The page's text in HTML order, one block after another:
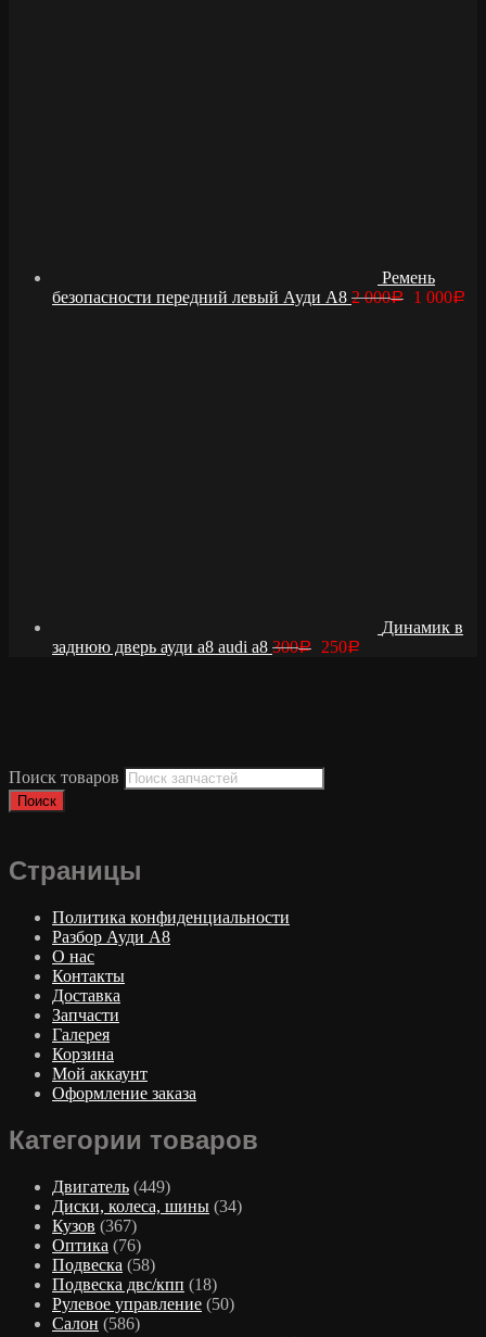
Ремень
безопасности передний левый Ауди А8 2 000Р 1 000Р
Динамик в
заднюю дверь ауди а8 audi a8 300Р 250Р
Поиск товаров
Поиск
Страницы
Политика конфиденциальности
Разбор Ауди А8
О нас
Контакты
Доставка
Запчасти
Галерея
Корзина
Мой аккаунт
Оформление заказа
Категории товаров
Двигатель (449)
Диски, колеса, шины (34)
Кузов (367)
Оптика (76)
Подвеска (58)
Подвеска двс/кпп (18)
Рулевое управление (50)
Салон (586)